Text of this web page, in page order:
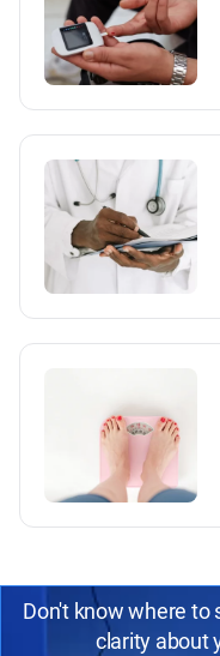
Don't know where to
clarity about